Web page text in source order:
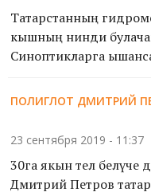
Татарстанның
кышның нинди
Синоптикларга
ПОЛИГЛОТ ДМИТРИЙ
23 сентября 2019 - 11:37
30га якын тел белүче
Дмитрий Петров татар